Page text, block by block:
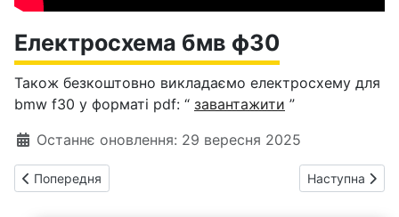
Електросхема бмв ф30
Також безкоштовно викладаємо електросхему для
bmw f30 у форматі pdf: “ завантажити ”
Деталі
Останнє оновлення: 29 вересня 2025
Попередня стаття: Bmw x3 f25 запобіжники зі схемами
Попередня Наступна
Наступна